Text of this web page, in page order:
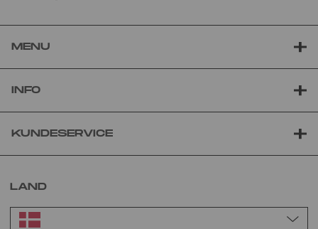
MENU
INFO
KUNDESERVICE
LAND